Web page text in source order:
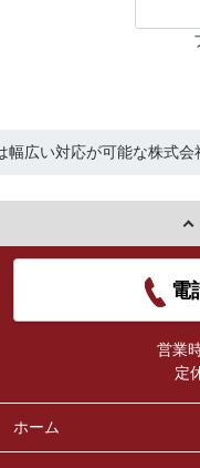
幅広い対応が可能な株式会
電
営業
定
ホーム